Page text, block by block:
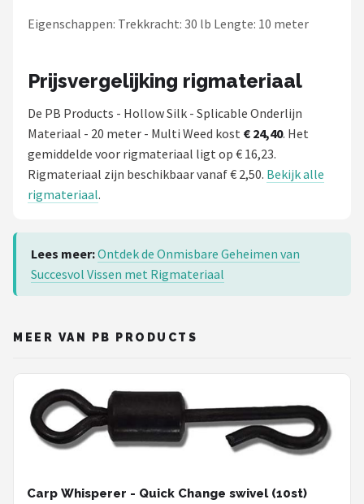
Eigenschappen: Trekkracht: 30 lb Lengte: 10 meter
Prijsvergelijking rigmateriaal
De PB Products - Hollow Silk - Splicable Onderlijn
Materiaal - 20 meter - Multi Weed kost € 24,40. Het
gemiddelde voor rigmateriaal ligt op € 16,23.
Rigmateriaal zijn beschikbaar vanaf € 2,50. Bekijk alle
rigmateriaal.
Lees meer:Ontdek de Onmisbare Geheimen van
Succesvol Vissen met Rigmateriaal
MEER VAN PB PRODUCTS
Carp Whisperer - Quick Change swivel (10st)